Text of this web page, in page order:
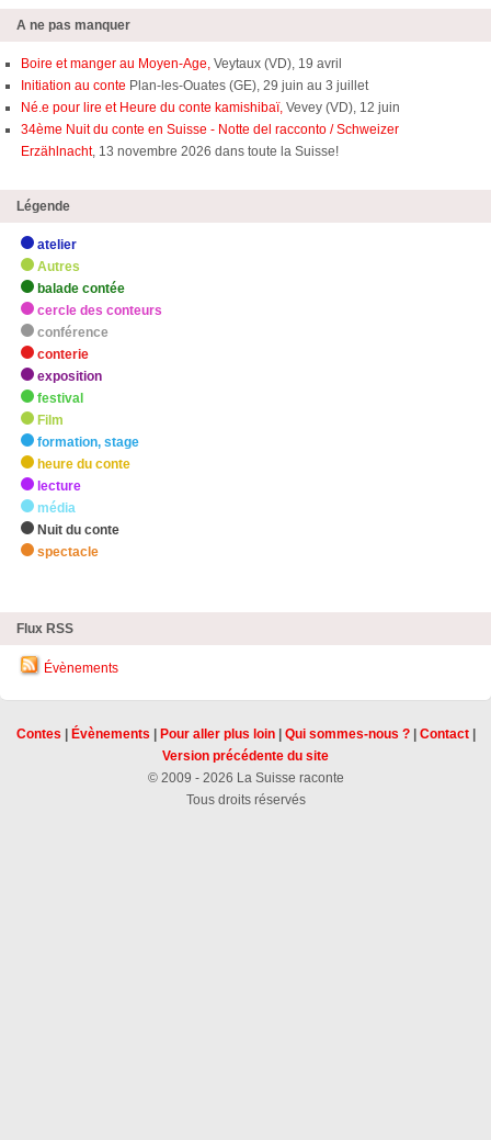
A ne pas manquer
Boire et manger au Moyen-Age, Veytaux (VD), 19 avril
Initiation au conte Plan-les-Ouates (GE), 29 juin au 3 juillet
Né.e pour lire et Heure du conte kamishibaï, Vevey (VD), 12 juin
34ème Nuit du conte en Suisse - Notte del racconto / Schweizer
Erzählnacht, 13 novembre 2026 dans toute la Suisse!
Légende
atelier
Autres
balade contée
cercle des conteurs
conférence
conterie
exposition
festival
Film
formation, stage
heure du conte
lecture
média
Nuit du conte
spectacle
Flux RSS
Évènements
Contes Évènements Pour aller plus loin| Qui sommes-nous ?| Contact|
Version précédente du site
© 2009 - 2026 La Suisse raconte
Tous droits réservés